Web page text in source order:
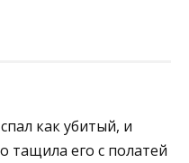
как убитый, и
тащила его с полатей